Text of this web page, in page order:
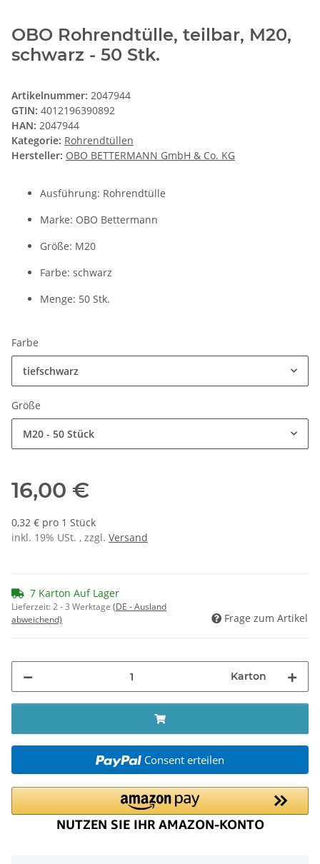
OBO Rohrendtülle, teilbar, M20,
schwarz - 50 Stk.
Artikelnummer: 2047944
GTIN: 4012196390892
HAN: 2047944
Kategorie: Rohrendtüllen
Hersteller: OBO BETTERMANN GmbH & Co. KG
Ausführung: Rohrendtülle
Marke: OBO Bettermann
Größe: M20
Farbe: schwarz
Menge: 50 Stk.
Farbe
tiefschwarz
Größe
M20 - 50 Stück
16,00 €
0,32 € pro 1 Stück
inkl. 19% USt. , zzgl. Versand
7 Karton Auf Lager
Lieferzeit:2 - 3 Werktage (DE - Ausland
abweichend)
Frage zum Artikel
Karton
Consent erteilen